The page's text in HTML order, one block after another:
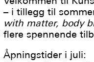
– i tillegg til
with matter, body
flere spennende
Åpningstider i juli: